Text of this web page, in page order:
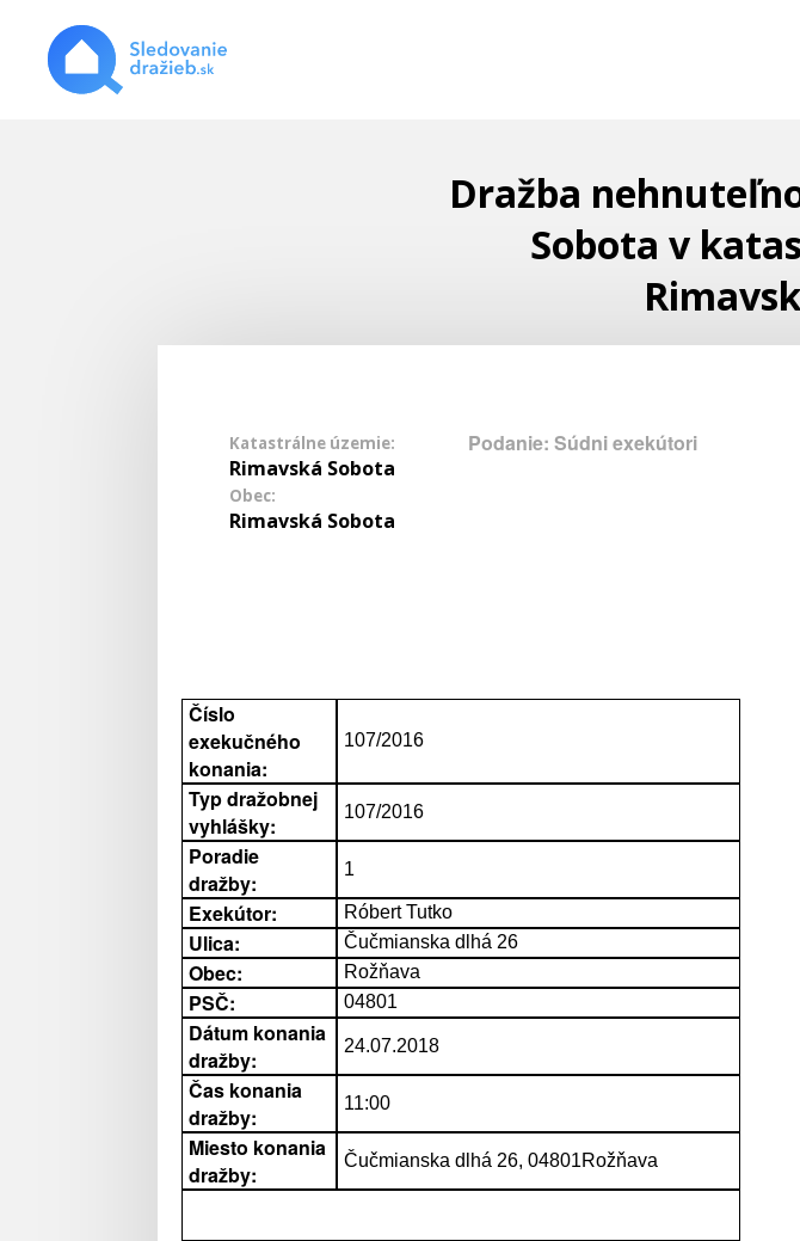
Dražba
Sobota v
Katastrálne územie:
Rimavská Sobota
Obec:
Rimavská Sobota
Podanie: Súdni exekútori
Číslo
exekučného
konania:
107/2016
Typ dražobnej
vyhlášky:
107/2016
Poradie
dražby:
1
Exekútor: Róbert Tutko
Ulica: Čučmianska dlhá 26
Obec: Rožňava
PSČ: 04801
Dátum konania
dražby:
24.07.2018
Čas konania
dražby:
11:00
Miesto konania
dražby:
Čučmianska dlhá 26, 04801Rožňava